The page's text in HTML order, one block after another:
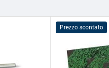
Prezzo scontato